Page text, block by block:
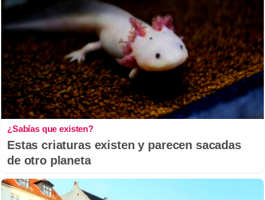
¿Sabías que existen?
Estas criaturas existen y parecen sacadas
de otro planeta